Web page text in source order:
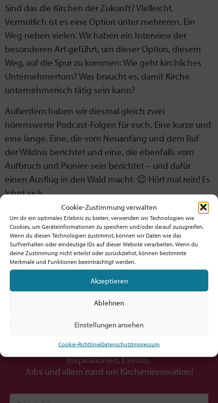
Cookie-Zustimmung verwalten
Um dir ein optimales Erlebnis zu bieten, verwenden wir Technologien wie
Cookies, um Geräteinformationen zu speichern und/oder darauf zuzugreifen.
Wenn du diesen Technologien zustimmst, können wir Daten wie das
Surfverhalten oder eindeutige IDs auf dieser Website verarbeiten. Wenn du
deine Zustimmung nicht erteilst oder zurückziehst, können bestimmte
Merkmale und Funktionen beeinträchtigt werden.
Akzeptieren
Ablehnen
Einstellungen ansehen
Cookie-RichtlinieDatenschutzImpressum
Sind das die Kirchen der Zukunft? Vielleicht.
Vermutlich ist es eine Option unter mehreren. Ein
Weg neben vielen. Wir haben ein Interview der
besonderen Art geführt, um dieser Option, diesem
Weg, auf die Spur zu kommen: Wie geht kirchliches
Unternehmertum? Was braucht es, damit Kirche
unternehmerisch tätig sein kann?
Außerdem haben wir diesmal gleich zwei
hörenswerte Podcast-Folgen für euch. Eine kurze und
eine lange. Eine, die vom Neuanfang und dem Ruf
der Wildnis berichtet und eine, die ebenfalls vom
Aufbruch und Pionier-sein berichtet – und dafür
einen Ausflug in den Wald macht. 😉 Hört mal rein! Es
lohnt sich.
Wir lesen uns dann an der Stelle wieder in zwei
Wochen – mit weiteren Einblicken ins
unternehmerisch Kirche sein, der Ankündigung des
neuen Monatsthemas und einer kleinen
Überraschung …
Möchtest du am Ball bleiben?
Hol dir den fx-Newsletter mit
Inspirationen, Events,
Jobs und allem rund um Kircheninnovation!